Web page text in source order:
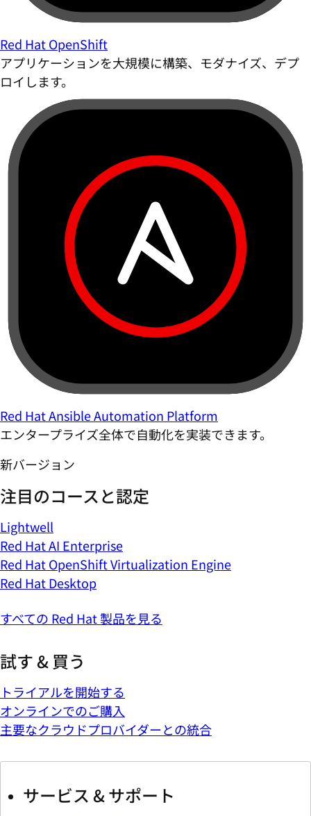
Red Hat OpenShift
アプリケーションを大規模に構築、モダナイズ、デプ
ロイします。
Red Hat Ansible Automation Platform
エンタープライズ全体で自動化を実装できます。
新バージョン
注目のコースと認定
Lightwell
Red Hat AI Enterprise
Red Hat OpenShift Virtualization Engine
Red Hat Desktop
すべての Red Hat 製品を見る
試す & 買う
トライアルを開始する
オンラインでのご購入
主要なクラウドプロバイダーとの統合
サービス & サポート